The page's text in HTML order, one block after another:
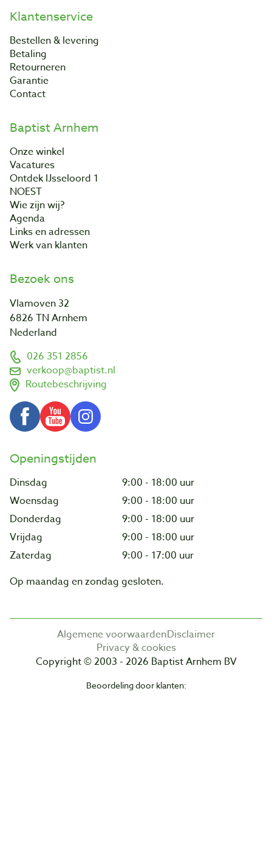
Klantenservice
Bestellen & levering
Betaling
Retourneren
Garantie
Contact
Baptist Arnhem
Onze winkel
Vacatures
Ontdek IJsseloord 1
NOEST
Wie zijn wij?
Agenda
Links en adressen
Werk van klanten
Bezoek ons
Vlamoven 32
6826 TN Arnhem
Nederland
026 351 2856
verkoop@baptist.nl
Routebeschrijving
Openingstijden
Dinsdag
9:00 - 18:00 uur
Woensdag
9:00 - 18:00 uur
Donderdag
9:00 - 18:00 uur
Vrijdag
9:00 - 18:00 uur
Zaterdag
9:00 - 17:00 uur
Op maandag en zondag gesloten.
Algemene voorwaardenDisclaimer
Privacy & cookies
Copyright © 2003 - 2026 Baptist Arnhem BV
Beoordeling door klanten: